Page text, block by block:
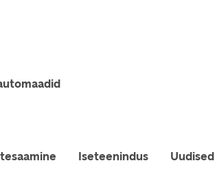
Iseteenindus Uudised